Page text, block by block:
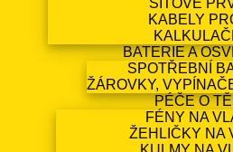
SÍŤOVÉ
KABELY
BATERIE A
SPOTŘEBNÍ
ŽÁROVKY,
PÉČE O
FÉNY NA
ŽEHLIČKY NA